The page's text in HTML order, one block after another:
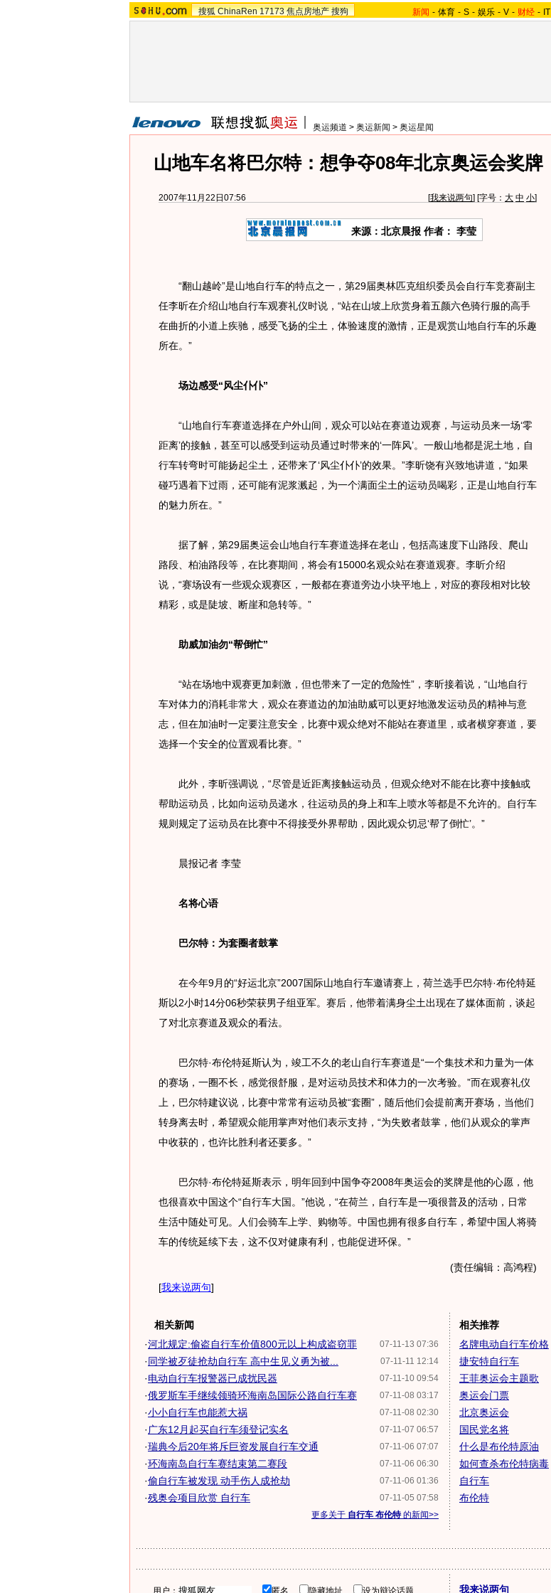
搜狐 ChinaRen 17173 焦点房地产 搜狗 新闻 - 体育 - S - 娱乐 - V - 财经 - IT
奥运频道 > 奥运新闻 > 奥运星闻
山地车名将巴尔特：想争夺08年北京奥运会奖牌
2007年11月22日07:56 [我来说两句] [字号： 大 中 小]
来源：北京晨报 作者： 李莹
“翻山越岭”是山地自行车的特点之一，第29届奥林匹克组织委员会自行车竞赛副主
任李昕在介绍山地自行车观赛礼仪时说，“站在山坡上欣赏身着五颜六色骑行服的高手
在曲折的小道上疾驰，感受飞扬的尘土，体验速度的激情，正是观赏山地自行车的乐趣
所在。”
场边感受“风尘仆仆”
“山地自行车赛道选择在户外山间，观众可以站在赛道边观赛，与运动员来一场‘零
距离’的接触，甚至可以感受到运动员通过时带来的‘一阵风’。一般山地都是泥土地，自
行车转弯时可能扬起尘土，还带来了‘风尘仆仆’的效果。”李昕饶有兴致地讲道，“如果
碰巧遇着下过雨，还可能有泥浆溅起，为一个满面尘土的运动员喝彩，正是山地自行车
的魅力所在。”
据了解，第29届奥运会山地自行车赛道选择在老山，包括高速度下山路段、爬山
路段、柏油路段等，在比赛期间，将会有15000名观众站在赛道观赛。李昕介绍
说，“赛场设有一些观众观赛区，一般都在赛道旁边小块平地上，对应的赛段相对比较
精彩，或是陡坡、断崖和急转等。”
助威加油勿“帮倒忙”
“站在场地中观赛更加刺激，但也带来了一定的危险性”，李昕接着说，“山地自行
车对体力的消耗非常大，观众在赛道边的加油助威可以更好地激发运动员的精神与意
志，但在加油时一定要注意安全，比赛中观众绝对不能站在赛道里，或者横穿赛道，要
选择一个安全的位置观看比赛。”
此外，李昕强调说，“尽管是近距离接触运动员，但观众绝对不能在比赛中接触或
帮助运动员，比如向运动员递水，往运动员的身上和车上喷水等都是不允许的。自行车
规则规定了运动员在比赛中不得接受外界帮助，因此观众切忌‘帮了倒忙’。”
晨报记者 李莹
名将心语
巴尔特：为套圈者鼓掌
在今年9月的“好运北京”2007国际山地自行车邀请赛上，荷兰选手巴尔特·布伦特延
斯以2小时14分06秒荣获男子组亚军。赛后，他带着满身尘土出现在了媒体面前，谈起
了对北京赛道及观众的看法。
巴尔特·布伦特延斯认为，竣工不久的老山自行车赛道是“一个集技术和力量为一体
的赛场，一圈不长，感觉很舒服，是对运动员技术和体力的一次考验。”而在观赛礼仪
上，巴尔特建议说，比赛中常常有运动员被“套圈”，随后他们会提前离开赛场，当他们
转身离去时，希望观众能用掌声对他们表示支持，“为失败者鼓掌，他们从观众的掌声
中收获的，也许比胜利者还要多。”
巴尔特·布伦特延斯表示，明年回到中国争夺2008年奥运会的奖牌是他的心愿，他
也很喜欢中国这个“自行车大国。”他说，“在荷兰，自行车是一项很普及的活动，日常
生活中随处可见。人们会骑车上学、购物等。中国也拥有很多自行车，希望中国人将骑
车的传统延续下去，这不仅对健康有利，也能促进环保。”
(责任编辑：高鸿程)
[我来说两句]
相关新闻
07-11-13 07:36
·河北规定:偷盗自行车价值800元以上构成盗窃罪
07-11-11 12:14
·同学被歹徒抢劫自行车 高中生见义勇为被...
07-11-10 09:54
·电动自行车报警器已成扰民器
07-11-08 03:17
·俄罗斯车手继续领骑环海南岛国际公路自行车赛
07-11-08 02:30
·小小自行车也能惹大祸
07-11-07 06:57
· 广东12月起买自行车须登记实名
07-11-06 07:07
·瑞典今后20年将斥巨资发展自行车交通
07-11-06 06:30
·环海南岛自行车赛结束第二赛段
07-11-06 01:36
·偷自行车被发现 动手伤人成抢劫
07-11-05 07:58
·残奥会项目欣赏 自行车
更多关于 自行车 布伦特的新闻>>
相关推荐
名牌电动自行车价格
捷安特自行车
王菲奥运会主题歌
奥运会门票
北京奥运会
国民党名将
什么是布伦特原油
如何查杀布伦特病毒
自行车
布伦特
用户： 匿名 隐藏地址 设为辩论话题 我来说两句